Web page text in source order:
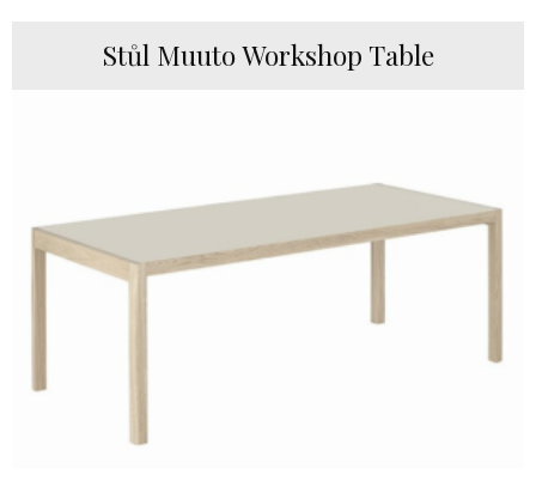
Stůl Muuto Workshop Table